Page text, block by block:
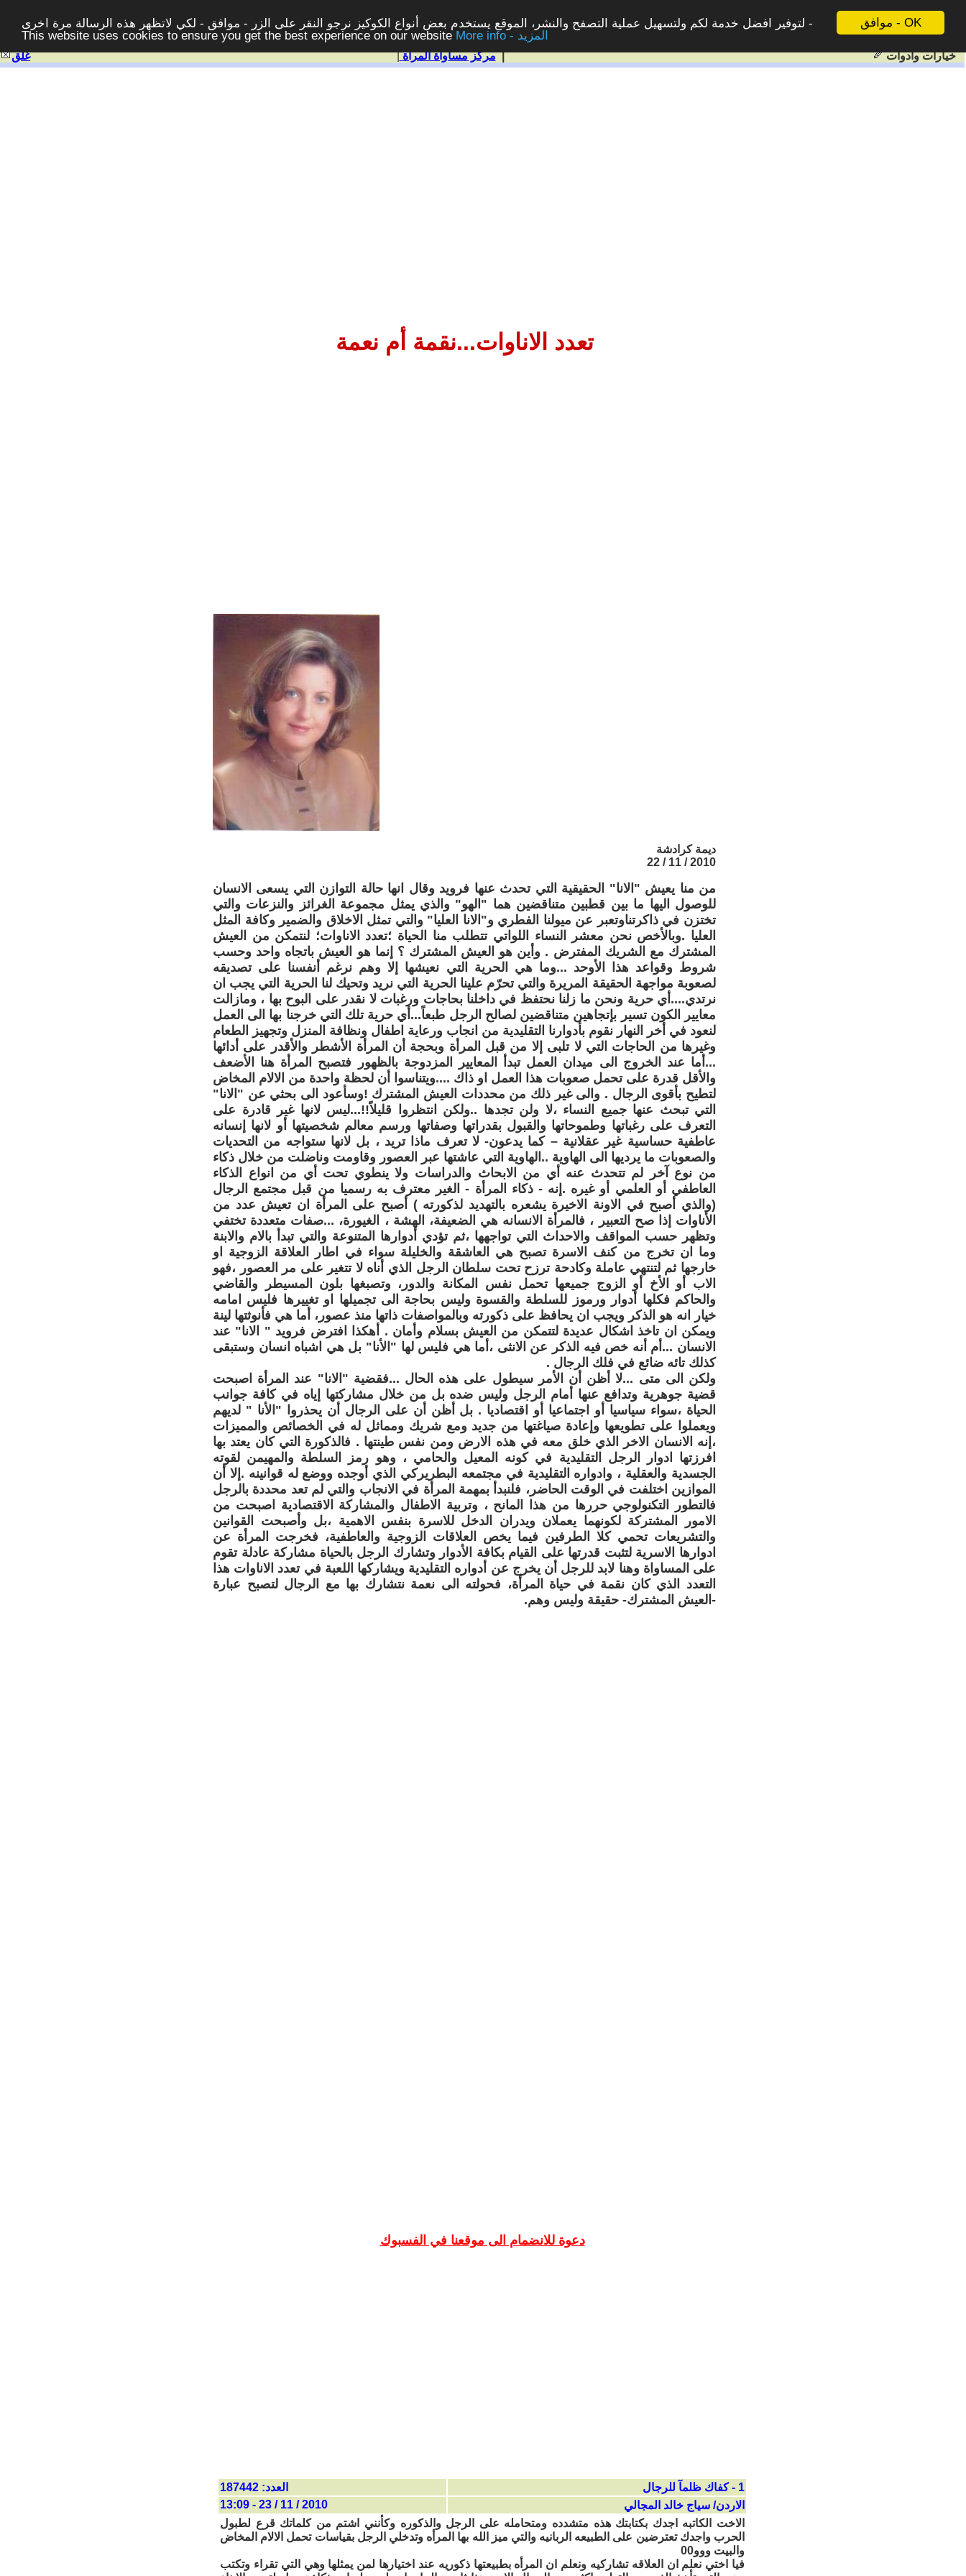
موافق - OK
لتوفير افضل خدمة لكم ولتسهيل عملية التصفح والنشر، الموقع يستخدم بعض أنواع الكوكيز نرجو النقر على الزر - موافق - لكي لاتظهر هذه الرسالة مرة اخرى -
This website uses cookies to ensure you get the best experience on our website
More info - المزيد
غلق | مركز مساواة المرأة| خيارات وادوات
تعدد الاناوات...نقمة أم نعمة
ديمة كرادشة
2010 / 11 / 22
من منا يعيش "الانا" الحقيقية التي تحدث عنها فرويد وقال انها حالة التوازن التي يسعى الانسان
للوصول اليها ما بين قطبين متناقضين هما "الهو" والذي يمثل مجموعة الغرائز والنزعات والتي
تختزن في ذاكرتناوتعبر عن ميولنا الفطري و"الانا العليا" والتي تمثل الاخلاق والضمير وكافة المثل
العليا .وبالأخص نحن معشر النساء اللواتي تتطلب منا الحياة ؛تعدد الاناوات؛ لنتمكن من العيش
المشترك مع الشريك المفترض . وأين هو العيش المشترك ؟ إنما هو العيش باتجاه واحد وحسب
شروط وقواعد هذا الأوحد ...وما هي الحرية التي نعيشها إلا وهم نرغم أنفسنا على تصديقه
لصعوبة مواجهة الحقيقة المريرة والتي تحرّم علينا الحرية التي نريد وتحيك لنا الحرية التي يجب ان
نرتدي....أي حرية ونحن ما زلنا نحتفظ في داخلنا بحاجات ورغبات لا نقدر على البوح بها ، ومازالت
معايير الكون تسير بإتجاهين متناقضين لصالح الرجل طبعاً...أي حرية تلك التي خرجنا بها الى العمل
لنعود في أخر النهار نقوم بأدوارنا التقليدية من انجاب ورعاية اطفال ونظافة المنزل وتجهيز الطعام
وغيرها من الحاجات التي لا تلبى إلا من قبل المرأة وبحجة أن المرأة الأشطر والأقدر على أدائها
...أما عند الخروج الى ميدان العمل تبدأ المعايير المزدوجة بالظهور فتصبح المرأة هنا الأضعف
والأقل قدرة على تحمل صعوبات هذا العمل او ذاك ....ويتناسوا أن لحظة واحدة من الالام المخاض
لتطيح بأقوى الرجال . والى غير ذلك من محددات العيش المشترك !وسأعود الى بحثي عن "الانا"
التي تبحث عنها جميع النساء ،لا ولن تجدها ..ولكن انتظروا قليلاً!!...ليس لانها غير قادرة على
التعرف على رغباتها وطموحاتها والقبول بقدراتها وصفاتها ورسم معالم شخصيتها أو لانها إنسانه
عاطفية حساسية غير عقلانية – كما يدعون- لا تعرف ماذا تريد ، بل لانها ستواجه من التحديات
والصعوبات ما يرديها الى الهاوية ..الهاوية التي عاشتها عبر العصور وقاومت وناضلت من خلال ذكاء
من نوع آخر لم تتحدث عنه أي من الابحاث والدراسات ولا ينطوي تحت أي من انواع الذكاء
العاطفي أو العلمي أو غيره .إنه - ذكاء المرأة - الغير معترف به رسميا من قبل مجتمع الرجال
(والذي أصبح في الاونة الاخيرة يشعره بالتهديد لذكورته ) أصبح على المرأة ان تعيش عدد من
الأناوات إذا صح التعبير ، فالمرأة الانسانه هي الضعيفة، الهشة ، الغيورة، ...صفات متعددة تختفي
وتظهر حسب المواقف والاحداث التي تواجهها ،ثم تؤدي أدوارها المتنوعة والتي تبدأ بالام والابنة
وما ان تخرج من كنف الاسرة تصبح هي العاشقة والخليلة سواء في اطار العلاقة الزوجية او
خارجها ثم لتنتهي عاملة وكادحة ترزح تحت سلطان الرجل الذي أناه لا تتغير على مر العصور ،فهو
الاب أو الأخ أو الزوج جميعها تحمل نفس المكانة والدور، وتصبغها بلون المسيطر والقاضي
والحاكم فكلها أدوار ورموز للسلطة والقسوة وليس بحاجة الى تجميلها او تغييرها فليس امامه
خيار انه هو الذكر ويجب ان يحافظ على ذكورته وبالمواصفات ذاتها منذ عصور، أما هي فأنوثتها لينة
ويمكن ان تاخذ اشكال عديدة لتتمكن من العيش بسلام وأمان . أهكذا افترض فرويد " الانا" عند
الانسان ...أم أنه خص فيه الذكر عن الانثى ،أما هي فليس لها "الأنا" بل هي اشباه انسان وستبقى
كذلك تائه ضائع في فلك الرجال .
ولكن الى متى ...لا أظن أن الأمر سيطول على هذه الحال ...فقضية "الانا" عند المرأة اصبحت
قضية جوهرية وتدافع عنها أمام الرجل وليس ضده بل من خلال مشاركتها إياه في كافة جوانب
الحياة ،سواء سياسيا أو اجتماعيا أو اقتصاديا . بل أظن أن على الرجال أن يحذروا "الأنا " لديهم
ويعملوا على تطويعها وإعادة صياغتها من جديد ومع شريك ومماثل له في الخصائص والمميزات
،إنه الانسان الاخر الذي خلق معه في هذه الارض ومن نفس طينتها . فالذكورة التي كان يعتد بها
افرزتها ادوار الرجل التقليدية في كونه المعيل والحامي ، وهو رمز السلطة والمهيمن لقوته
الجسدية والعقلية ، وادواره التقليدية في مجتمعه البطريركي الذي أوجده ووضع له قوانينه .إلا أن
الموازين اختلفت في الوقت الحاضر، فلنبدأ بمهمة المرأة في الانجاب والتي لم تعد محددة بالرجل
فالتطور التكنولوجي حررها من هذا المانح ، وتربية الاطفال والمشاركة الاقتصادية اصبحت من
الامور المشتركة لكونهما يعملان ويدران الدخل للاسرة بنفس الاهمية ،بل وأصبحت القوانين
والتشريعات تحمي كلا الطرفين فيما يخص العلاقات الزوجية والعاطفية، فخرجت المرأة عن
ادوارها الاسرية لتثبت قدرتها على القيام بكافة الأدوار وتشارك الرجل بالحياة مشاركة عادلة تقوم
على المساواة وهنا لابد للرجل أن يخرج عن أدواره التقليدية ويشاركها اللعبة في تعدد الاناوات هذا
التعدد الذي كان نقمة في حياة المرأة، فحولته الى نعمة نتشارك بها مع الرجال لتصبح عبارة
-العيش المشترك- حقيقة وليس وهم.
دعوة للانضمام الى موقعنا في الفسبوك
1 - كفاك ظلمآ للرجال
العدد: 187442
الاردن/ سياج خالد المجالي
2010 / 11 / 23 - 13:09
الاخت الكاتبه اجدك بكتابتك هذه متشدده ومتحامله على الرجل والذكوره وكأنني اشتم من كلماتك قرع لطبول
الحرب واجدك تعترضين على الطبيعه الربانيه والتي ميز الله بها المرأه وتدخلي الرجل بقياسات تحمل الالام المخاض
والبيت ووو00
فيا اختي نعلم ان العلاقه تشاركيه ونعلم ان المرأه بطبيعتها ذكوريه عند اختيارها لمن يمثلها وهي التي تقراء وتكتب